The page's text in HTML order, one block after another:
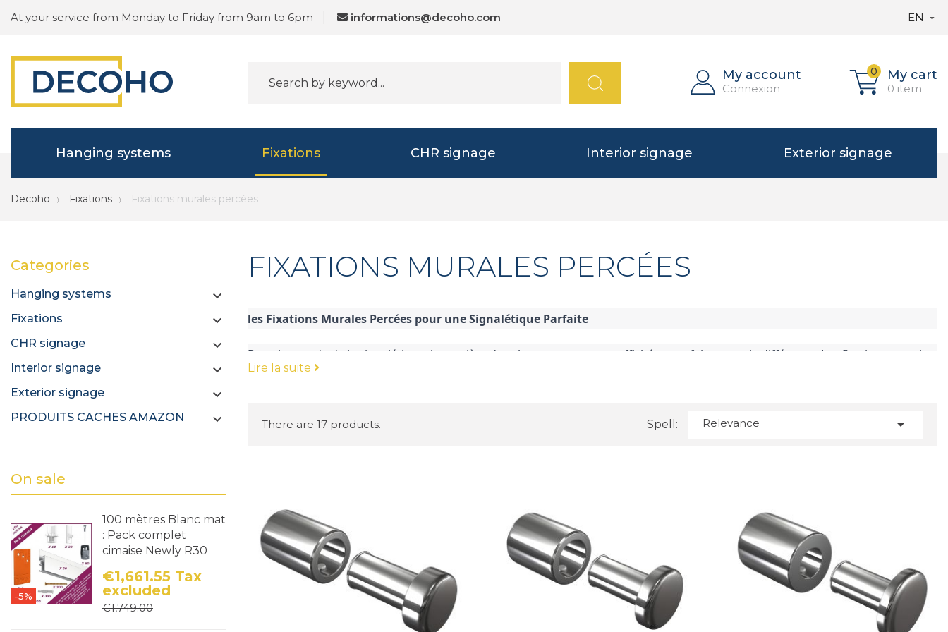
At your service from Monday to Friday from 9am to 6pm informations@decoho.com EN 
My account
Connexion
0 My cart
0 item
Hanging systems Fixations CHR signage Interior signage Exterior signage
Decoho Fixations Fixations murales percées
Categories
Hanging systems 
Fixations 
CHR signage 
Interior signage 
Exterior signage 
PRODUITS CACHES AMAZON 
On sale
-5%
100 mètres Blanc mat
: Pack complet
cimaise Newly R30
Price
€1,661.55 Tax
excluded
Regular price
€1,749.00
FIXATIONS MURALES PERCÉES
les Fixations Murales Percées pour une Signalétique Parfaite
Dans le monde de la signalétique, la manière dont les panneaux sont affichés peut faire toute la différence. Les fixations murales
percées, également connues sous le nom d'entretoises percées, offrent une solution à la fois fonctionnelle et esthétiquement
sujet.
impressionnant, mettant en valeur à la fois le panneau et le mur de fond.
2. Qualité et Durabilité : Aluminium Anodisé au Rendez-vous
Fabriquées en aluminium anodisé, ces fixations offrent une robustesse à toute épreuve et une résistance à la corrosion, tout en
garantissant une longue durée de vie. L'anodisation rend l'aluminium encore plus résistant aux intempéries, aux rayures et à
Lire la suite
There are 17 products. Spell: Relevance 